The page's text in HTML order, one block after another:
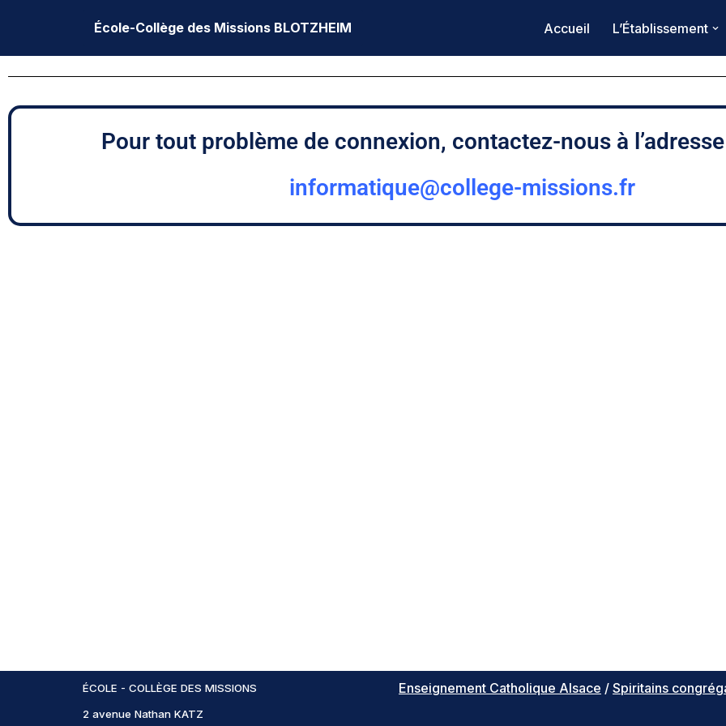
École-Collège des Missions BLOTZHEIM Accueil L’Établissement
Pour tout problème de connexion, contactez-nous à
informatique@college-missions.fr
ÉCOLE - COLLÈGE DES MISSIONS
2 avenue Nathan KATZ
Enseignement Catholique Alsace / Spiritains